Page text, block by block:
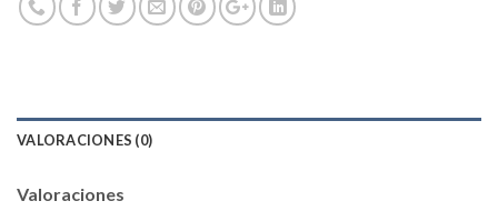
VALORACIONES (0)
Valoraciones